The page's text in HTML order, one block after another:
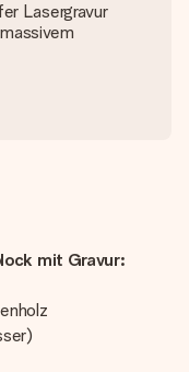
Lasergravur
mit Gravur: